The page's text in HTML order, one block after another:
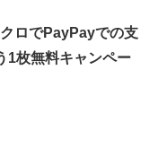
クロでPayPayでの支
1枚無料キャンペー